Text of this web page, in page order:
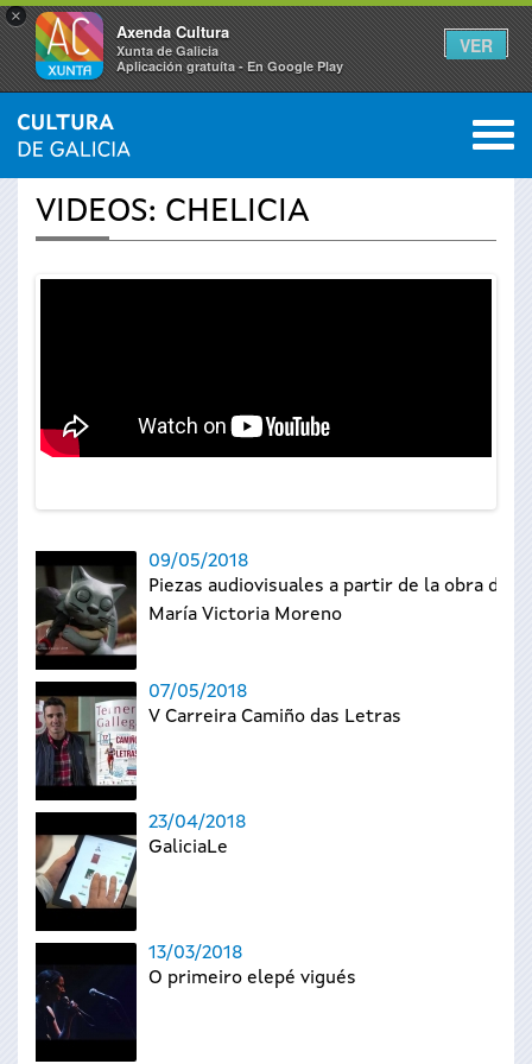
×
Axenda Cultura
Xunta de Galicia
Aplicación gratuíta - En Google Play
VER
Se
encuentra
INICIO › ACTUALIDAD 0
VIDEOS: CHELICIA
09/05/2018
Piezas audiovisuales a partir de la obra de
María Victoria Moreno
07/05/2018
V Carreira Camiño das Letras
23/04/2018
GaliciaLe
13/03/2018
O primeiro elepé vigués